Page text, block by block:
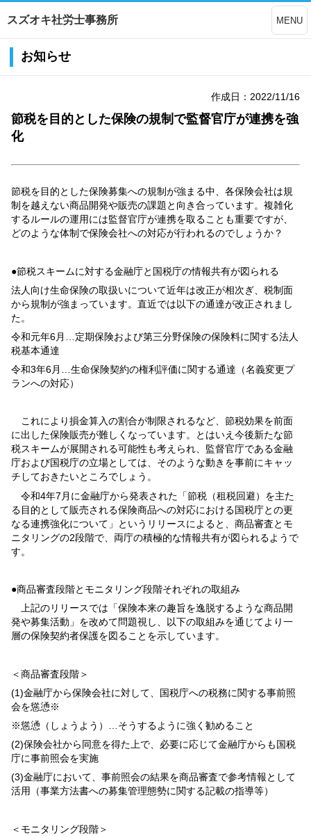
スズオキ社労士事務所 MENU
お知らせ
作成日：2022/11/16
節税を目的とした保険の規制で監督官庁が連携を強
化
節税を目的とした保険募集への規制が強まる中、各保険会社は規
制を越えない商品開発や販売の課題と向き合っています。複雑化
するルールの運用には監督官庁が連携を取ることも重要ですが、
どのような体制で保険会社への対応が行われるのでしょうか？
●節税スキームに対する金融庁と国税庁の情報共有が図られる
法人向け生命保険の取扱いについて近年は改正が相次ぎ、税制面
から規制が強まっています。直近では以下の通達が改正されまし
た。
令和元年6月…定期保険および第三分野保険の保険料に関する法人
税基本通達
令和3年6月…生命保険契約の権利評価に関する通達（名義変更プ
ランへの対応）
これにより損金算入の割合が制限されるなど、節税効果を前面
に出した保険販売が難しくなっています。とはいえ今後新たな節
税スキームが展開される可能性も考えられ、監督官庁である金融
庁および国税庁の立場としては、そのような動きを事前にキャッ
チしておきたいところでしょう。
令和4年7月に金融庁から発表された「節税（租税回避）を主た
る目的として販売される保険商品への対応における国税庁との更
なる連携強化について」というリリースによると、商品審査とモ
ニタリングの2段階で、両庁の積極的な情報共有が図られるようで
す。
●商品審査段階とモニタリング段階それぞれの取組み
上記のリリースでは「保険本来の趣旨を逸脱するような商品開
発や募集活動」を改めて問題視し、以下の取組みを通じてより一
層の保険契約者保護を図ることを示しています。
＜商品審査段階＞
(1)金融庁から保険会社に対して、国税庁への税務に関する事前照
会を慫慂※
※慫慂（しょうよう）…そうするように強く勧めること
(2)保険会社から同意を得た上で、必要に応じて金融庁からも国税
庁に事前照会を実施
(3)金融庁において、事前照会の結果を商品審査で参考情報として
活用（事業方法書への募集管理態勢に関する記載の指導等）
＜モニタリング段階＞